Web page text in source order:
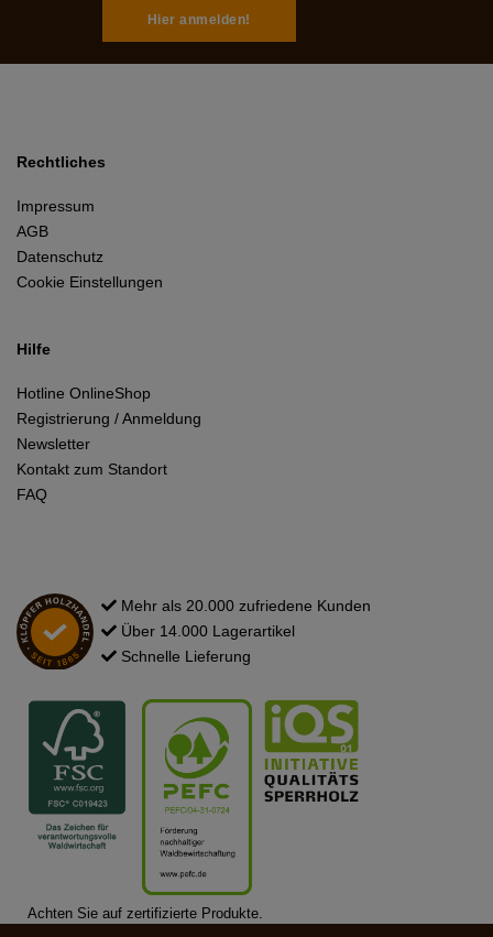
Hier anmelden!
Rechtliches
Impressum
AGB
Datenschutz
Cookie Einstellungen
Hilfe
Hotline OnlineShop
Registrierung / Anmeldung
Newsletter
Kontakt zum Standort
FAQ
Mehr als 20.000 zufriedene Kunden
Über 14.000 Lagerartikel
Schnelle Lieferung
Achten Sie auf zertifizierte Produkte.